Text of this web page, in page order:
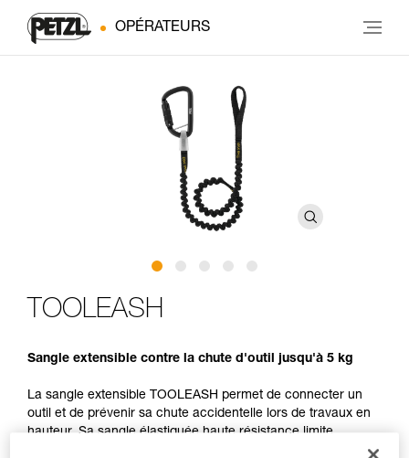
OPÉRATEURS
TOOLEASH
Sangle extensible contre la chute d'outil jusqu'à 5 kg
La sangle extensible TOOLEASH permet de connecter un
outil et de prévenir sa chute accidentelle lors de travaux en
hauteur. Sa sangle élastiquée haute résistance limite
l'encombrement sur le harnais. Son système de connexion